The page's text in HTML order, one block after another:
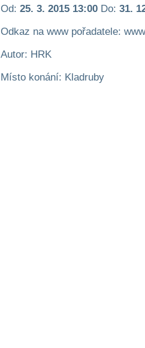
Od: 25. 3. 2015 13:00 Do: 31.
Odkaz na www pořadatele:
Autor: HRK
Místo konání: Kladruby